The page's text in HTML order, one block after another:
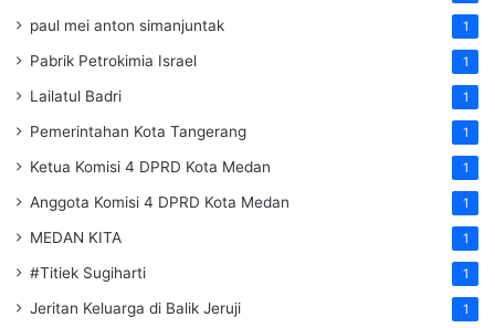
paul mei anton simanjuntak 1
Pabrik Petrokimia Israel 1
Lailatul Badri 1
Pemerintahan Kota Tangerang 1
Ketua Komisi 4 DPRD Kota Medan 1
Anggota Komisi 4 DPRD Kota Medan 1
MEDAN KITA 1
#Titiek Sugiharti 1
Jeritan Keluarga di Balik Jeruji 1